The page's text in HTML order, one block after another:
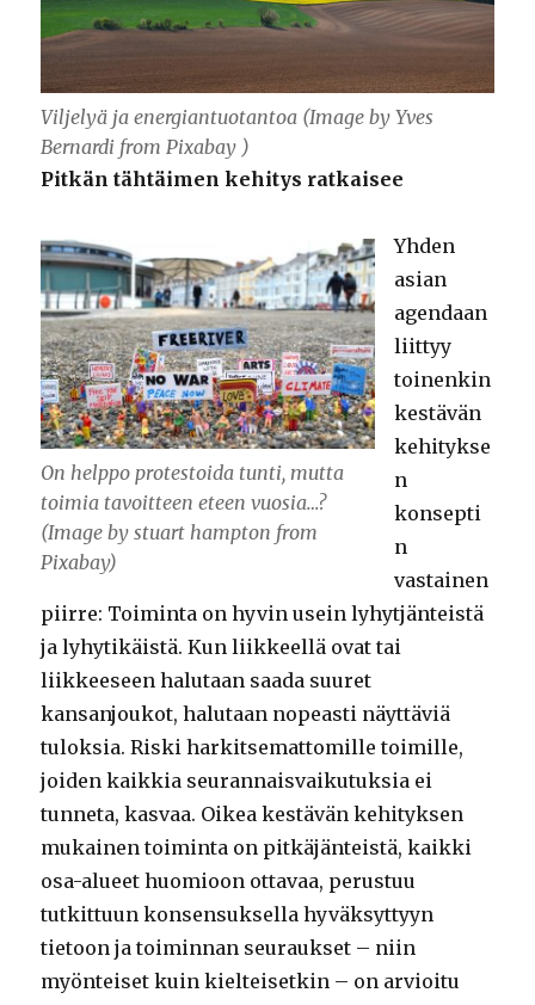
Viljelyä ja energiantuotantoa (Image by Yves
Bernardi from Pixabay )
Pitkän tähtäimen kehitys ratkaisee
On helppo protestoida tunti, mutta
toimia tavoitteen eteen vuosia…?
(Image by stuart hampton from
Pixabay)
Yhden
asian
agendaan
liittyy
toinenkin
kestävän
kehitykse
n
konsepti
n
vastainen
piirre: Toiminta on hyvin usein lyhytjänteistä
ja lyhytikäistä. Kun liikkeellä ovat tai
liikkeeseen halutaan saada suuret
kansanjoukot, halutaan nopeasti näyttäviä
tuloksia. Riski harkitsemattomille toimille,
joiden kaikkia seurannaisvaikutuksia ei
tunneta, kasvaa. Oikea kestävän kehityksen
mukainen toiminta on pitkäjänteistä, kaikki
osa-alueet huomioon ottavaa, perustuu
tutkittuun konsensuksella hyväksyttyyn
tietoon ja toiminnan seuraukset – niin
myönteiset kuin kielteisetkin – on arvioitu